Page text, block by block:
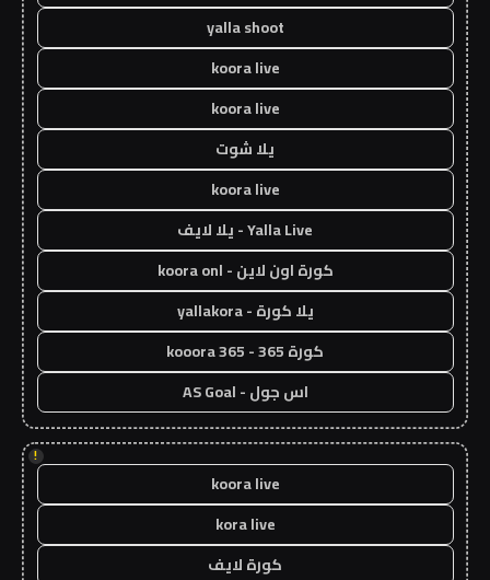
yalla shoot
koora live
koora live
يلا شوت
koora live
Yalla Live - يلا لايف
كورة اون لاين - koora onl
يلا كورة - yallakora
كورة 365 - kooora 365
اس جول - AS Goal
!
koora live
kora live
كورة لايف